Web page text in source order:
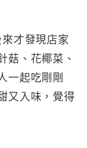
才發現店家
菇、花椰菜、
一起吃剛剛
又入味，覺得